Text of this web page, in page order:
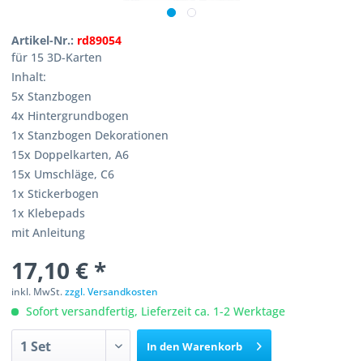
Artikel-Nr.: rd89054
für 15 3D-Karten
Inhalt:
5x Stanzbogen
4x Hintergrundbogen
1x Stanzbogen Dekorationen
15x Doppelkarten, A6
15x Umschläge, C6
1x Stickerbogen
1x Klebepads
mit Anleitung
17,10 € *
inkl. MwSt.zzgl. Versandkosten
Sofort versandfertig, Lieferzeit ca. 1-2 Werktage
In den Warenkorb